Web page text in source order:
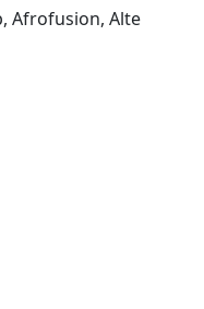
Afrofusion, Alte